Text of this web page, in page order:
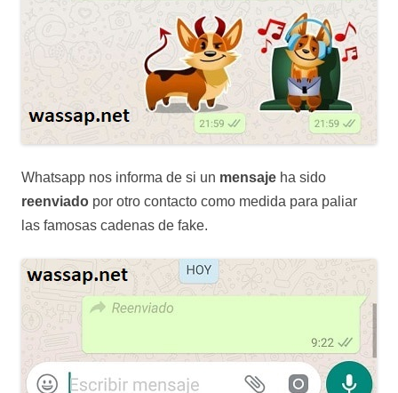
Whatsapp nos informa de si un mensaje ha sido
reenviado por otro contacto como medida para paliar
las famosas cadenas de fake.